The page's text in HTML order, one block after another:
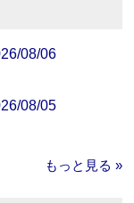
08/06
08/05
もっと見る »